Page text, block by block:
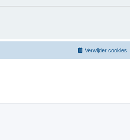
Verwijder cookies